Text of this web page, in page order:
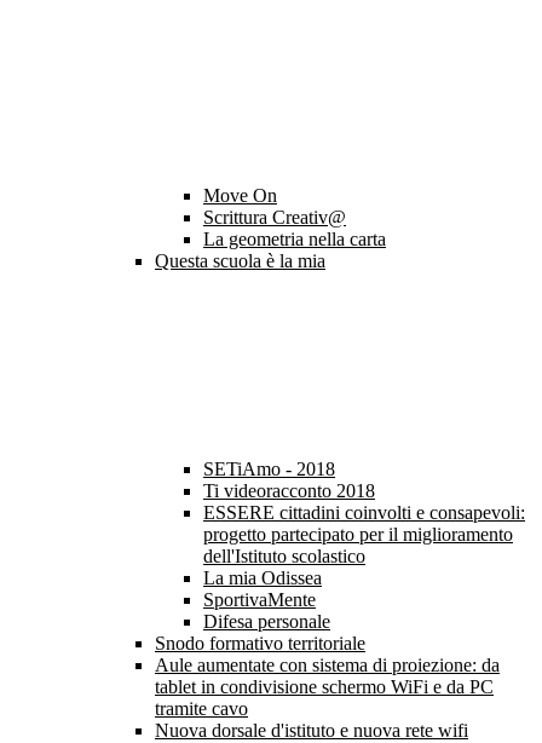
Move On
Scrittura Creativ@
La geometria nella carta
Questa scuola è la mia
SETiAmo - 2018
Ti videoracconto 2018
ESSERE cittadini coinvolti e consapevoli:
progetto partecipato per il miglioramento
dell'Istituto scolastico
La mia Odissea
SportivaMente
Difesa personale
Snodo formativo territoriale
Aule aumentate con sistema di proiezione: da
tablet in condivisione schermo WiFi e da PC
tramite cavo
Nuova dorsale d'istituto e nuova rete wifi